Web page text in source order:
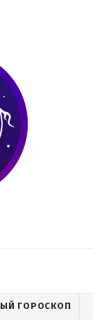
ГОРОСКОП